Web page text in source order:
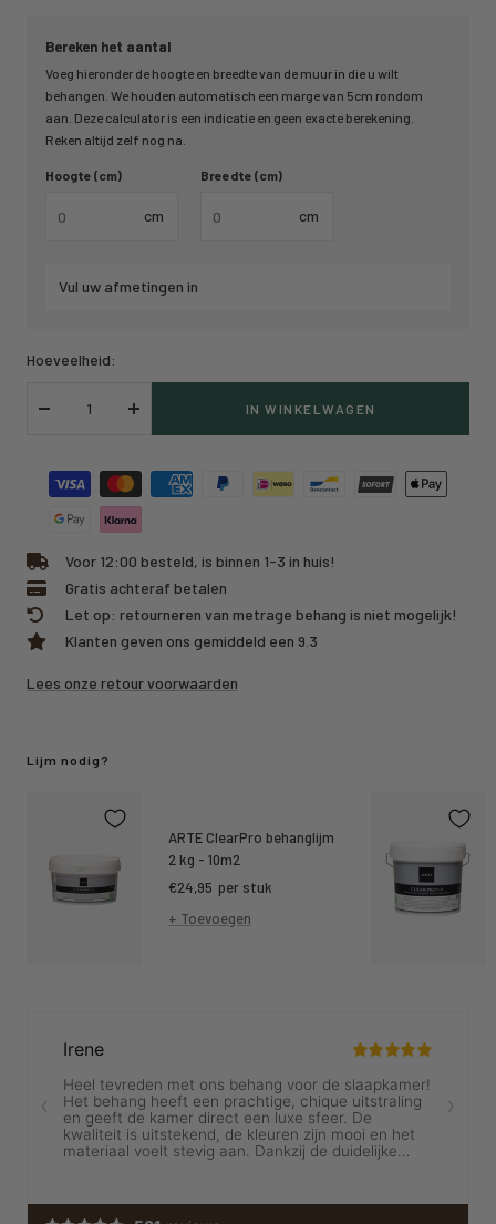
Bereken het aantal
Voeg hieronder de hoogte en breedte van de muur in die u wilt
behangen. We houden automatisch een marge van 5cm rondom
aan. Deze calculator is een indicatie en geen exacte berekening.
Reken altijd zelf nog na.
Hoogte (cm)
cm
Breedte (cm)
cm
Vul uw afmetingen in
Hoeveelheid:
Verlaag
Verhoog
IN WINKELWAGEN
Voor 12:00 besteld, is binnen 1-3 in huis!
Gratis achteraf betalen
Let op: retourneren van metrage behang is niet mogelijk!
Klanten geven ons gemiddeld een 9.3
Lees onze retour voorwaarden
Lijm nodig?
ARTE ClearPro behanglijm
2 kg - 10m2
Kortings
prijs
€24,95 per stuk
+ Toevoegen